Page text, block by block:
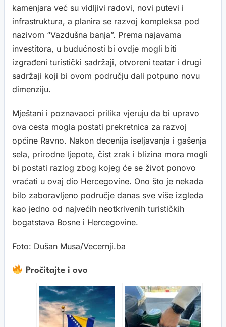
kamenjara već su vidljivi radovi, novi putevi i
infrastruktura, a planira se razvoj kompleksa pod
nazivom “Vazdušna banja”. Prema najavama
investitora, u budućnosti bi ovdje mogli biti
izgrađeni turistički sadržaji, otvoreni teatar i drugi
sadržaji koji bi ovom području dali potpuno novu
dimenziju.
Mještani i poznavaoci prilika vjeruju da bi upravo
ova cesta mogla postati prekretnica za razvoj
općine Ravno. Nakon decenija iseljavanja i gašenja
sela, prirodne ljepote, čist zrak i blizina mora mogli
bi postati razlog zbog kojeg će se život ponovo
vraćati u ovaj dio Hercegovine. Ono što je nekada
bilo zaboravljeno područje danas sve više izgleda
kao jedno od najvećih neotkrivenih turističkih
bogatstava Bosne i Hercegovine.
Foto: Dušan Musa/Vecernji.ba
Pročitajte i ovo